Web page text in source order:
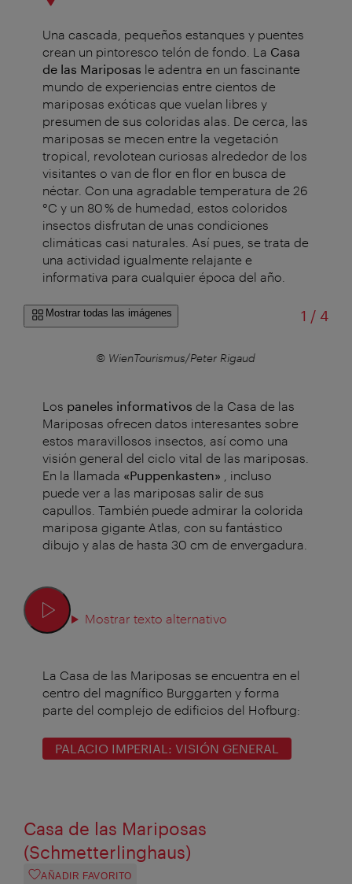
Una cascada, pequeños estanques y puentes
crean un pintoresco telón de fondo. La Casa
de las Mariposas le adentra en un fascinante
mundo de experiencias entre cientos de
mariposas exóticas que vuelan libres y
presumen de sus coloridas alas. De cerca, las
mariposas se mecen entre la vegetación
tropical, revolotean curiosas alrededor de los
visitantes o van de flor en flor en busca de
néctar. Con una agradable temperatura de 26
°C y un 80 % de humedad, estos coloridos
insectos disfrutan de unas condiciones
climáticas casi naturales. Así pues, se trata de
una actividad igualmente relajante e
informativa para cualquier época del año.
Mostrar todas las imágenes 1 /de
4
© WienTourismus/Peter Rigaud
Los paneles informativos de la Casa de las
Mariposas ofrecen datos interesantes sobre
estos maravillosos insectos, así como una
visión general del ciclo vital de las mariposas.
En la llamada «Puppenkasten»
, incluso
puede ver a las mariposas salir de sus
capullos. También puede admirar la colorida
mariposa gigante Atlas, con su fantástico
dibujo y alas de hasta 30 cm de envergadura.
Mostrar texto alternativo
La Casa de las Mariposas se encuentra en el
centro del magnífico Burggarten y forma
parte del complejo de edificios del Hofburg:
PALACIO IMPERIAL: VISIÓN GENERAL
Casa de las Mariposas
(Schmetterlinghaus)
AÑADIR FAVORITO